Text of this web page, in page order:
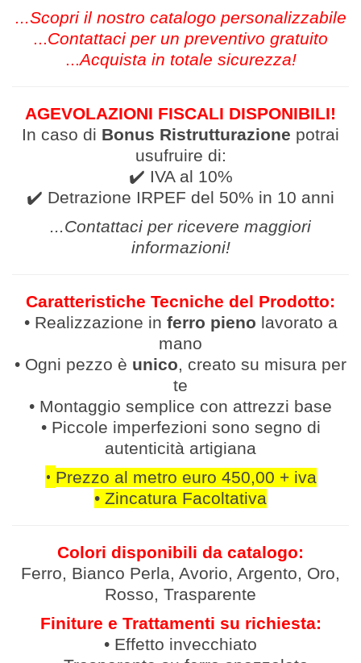
...Scopri il nostro catalogo personalizzabile
...Contattaci per un preventivo gratuito
...Acquista in totale sicurezza!
AGEVOLAZIONI FISCALI DISPONIBILI!
In caso di Bonus Ristrutturazione potrai
usufruire di:
✔️ IVA al 10%
✔️ Detrazione IRPEF del 50% in 10 anni
...Contattaci per ricevere maggiori
informazioni!
Caratteristiche Tecniche del Prodotto:
• Realizzazione in ferro pieno lavorato a
mano
• Ogni pezzo è unico, creato su misura per
te
• Montaggio semplice con attrezzi base
• Piccole imperfezioni sono segno di
autenticità artigiana
• Prezzo al metro euro 450,00 + iva
• Zincatura Facoltativa
Colori disponibili da catalogo:
Ferro, Bianco Perla, Avorio, Argento, Oro,
Rosso, Trasparente
Finiture e Trattamenti su richiesta:
• Effetto invecchiato